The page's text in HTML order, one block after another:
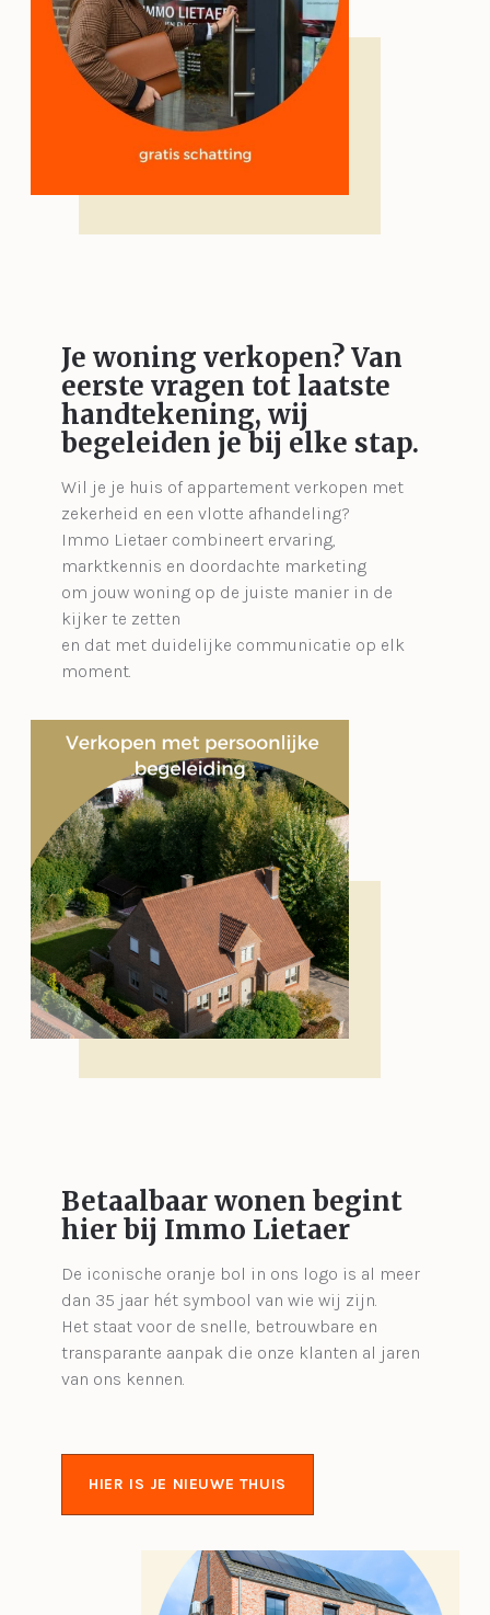
Je woning verkopen?Van
eerste vragen tot laatste
handtekening, wij
begeleiden je bij elke stap.
Wil je je huis of appartement verkopen met
zekerheid en een vlotte afhandeling?
Immo Lietaer combineert ervaring,
marktkennis en doordachte marketing
om jouw woning op de juiste manier in de
kijker te zetten
en dat met duidelijke communicatie op elk
moment.
Betaalbaar wonen begint
hier bij Immo Lietaer
De iconische oranje bol in ons logo is al meer
dan 35 jaar hét symbool van wie wij zijn.
Het staat voor de snelle, betrouwbare en
transparante aanpak die onze klanten al jaren
van ons kennen.
HIER IS JE NIEUWE THUIS